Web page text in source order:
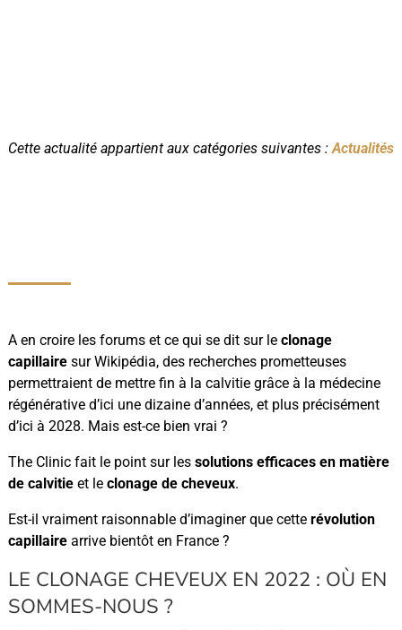
Cette actualité appartient aux catégories suivantes : Actualités
A en croire les forums et ce qui se dit sur le clonage
capillairesur Wikipédia, des recherches prometteuses
permettraient de mettre fin à la calvitie grâce à la médecine
régénérative d’ici une dizaine d’années, et plus précisément
d’ici à 2028. Mais est-ce bien vrai ?
The Clinic fait le point sur les solutions efficaces en matière
de calvitieet le clonage de cheveux.
Est-il vraiment raisonnable d’imaginer que cette révolution
capillairearrive bientôt en France ?
LE CLONAGE CHEVEUX EN 2022 : OÙ EN
SOMMES-NOUS ?